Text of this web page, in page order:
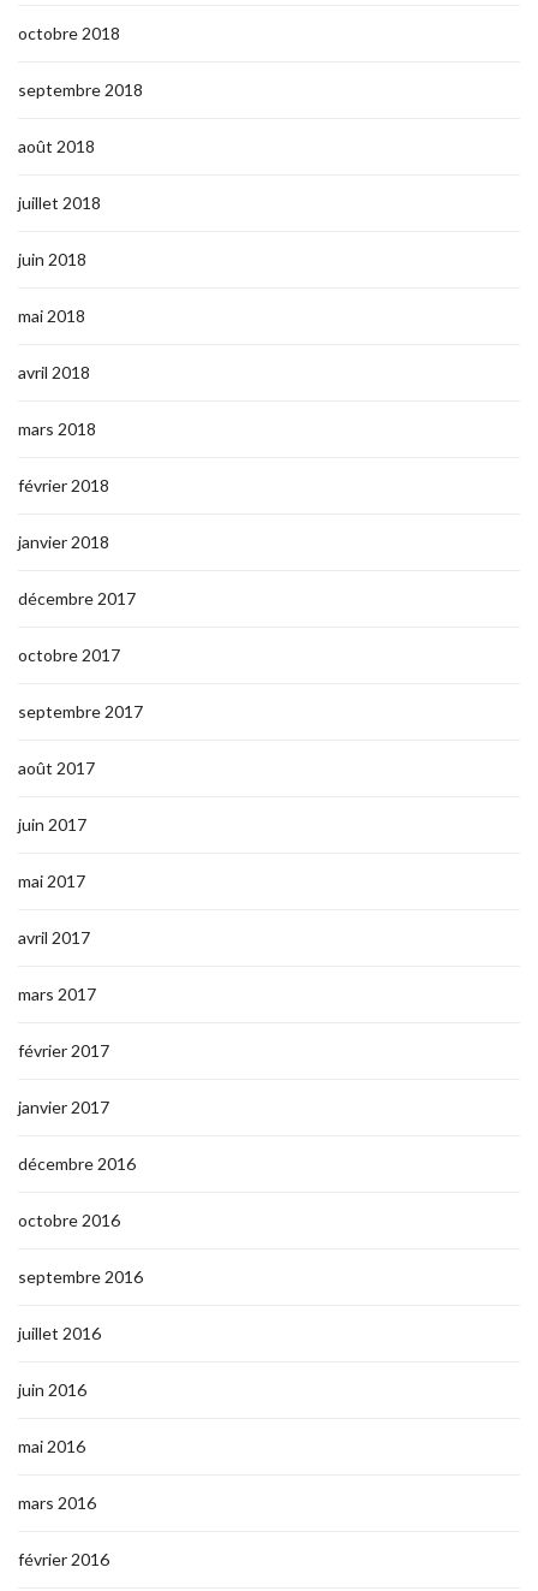
octobre 2018
septembre 2018
août 2018
juillet 2018
juin 2018
mai 2018
avril 2018
mars 2018
février 2018
janvier 2018
décembre 2017
octobre 2017
septembre 2017
août 2017
juin 2017
mai 2017
avril 2017
mars 2017
février 2017
janvier 2017
décembre 2016
octobre 2016
septembre 2016
juillet 2016
juin 2016
mai 2016
mars 2016
février 2016